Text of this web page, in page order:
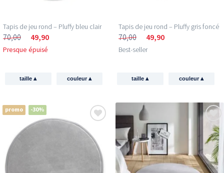
Tapis de jeu rond – Pluffy bleu clair
70,00 49,90
Presque épuisé
taille▴ couleur▴
Tapis de jeu rond – Pluffy gris foncé
70,00 49,90
Best-seller
taille▴ couleur▴
promo -30%